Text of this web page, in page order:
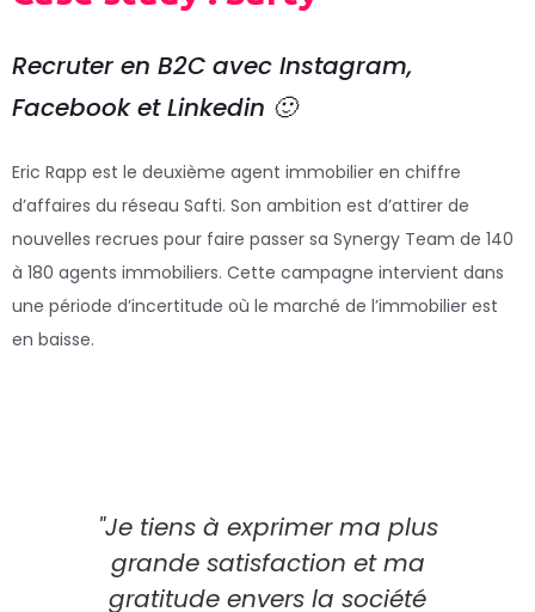
Recruter en B2C avec Instagram,
Facebook et Linkedin 🙂
Eric Rapp est le deuxième agent immobilier en chiffre
d’affaires du réseau Safti. Son ambition est d’attirer de
nouvelles recrues pour faire passer sa Synergy Team de 140
à 180 agents immobiliers. Cette campagne intervient dans
une période d’incertitude où le marché de l’immobilier est
en baisse.
"Je tiens à exprimer ma plus
grande satisfaction et ma
gratitude envers la société